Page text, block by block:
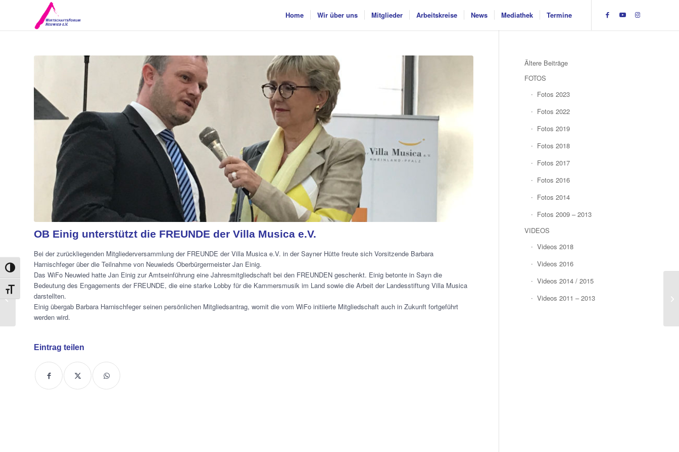
Umschalten auf hohe Kontraste
Schrift vergrößern
Home Wir über uns Mitglieder Arbeitskreise News Mediathek Termine
OB Einig unterstützt die FREUNDE der Villa Musica e.V.
Bei der zurückliegenden Mitgliederversammlung der FREUNDE der Villa Musica e.V. in der Sayner Hütte freute sich Vorsitzende Barbara
Harnischfeger über die Teilnahme von Neuwieds Oberbürgermeister Jan Einig.
Das WiFo Neuwied hatte Jan Einig zur Amtseinführung eine Jahresmitgliedschaft bei den FREUNDEN geschenkt. Einig betonte in Sayn die
Bedeutung des Engagements der FREUNDE, die eine starke Lobby für die Kammersmusik im Land sowie die Arbeit der Landesstiftung Villa Musica
darstellten.
Einig übergab Barbara Harnischfeger seinen persönlichen Mitgliedsantrag, womit die vom WiFo initiierte Mitgliedschaft auch in Zukunft fortgeführt
werden wird.
Eintrag teilen
Ältere Beiträge
FOTOS
Fotos 2023
Fotos 2022
Fotos 2019
Fotos 2018
Fotos 2017
Fotos 2016
Fotos 2014
Fotos 2009 – 2013
VIDEOS
Videos 2018
Videos 2016
Videos 2014 / 2015
Videos 2011 – 2013
Auftakt Arbeitskreis
Digitales